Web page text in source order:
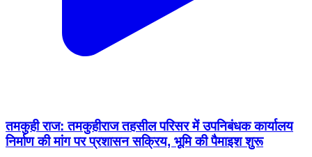
तमकुही राज: तमकुहीराज तहसील परिसर में उपनिबंधक कार्यालय
निर्माण की मांग पर प्रशासन सक्रिय, भूमि की पैमाइश शुरू